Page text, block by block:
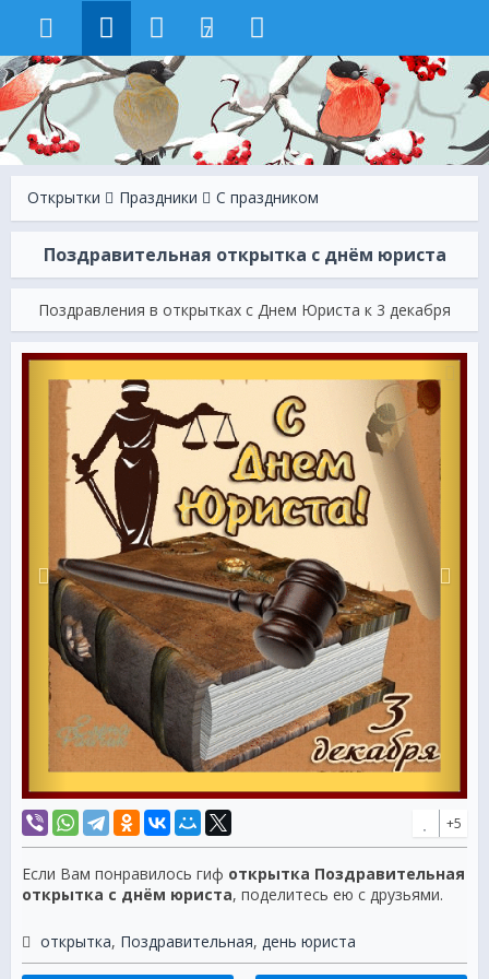
7
Открытки Праздники С праздником
Поздравительная открытка с днём юриста
Поздравления в открытках с Днем Юриста к 3 декабря
+5
Если Вам понравилось гиф открытка Поздравительная
открытка с днём юриста, поделитесь ею с друзьями.
открытка, Поздравительная, день юриста